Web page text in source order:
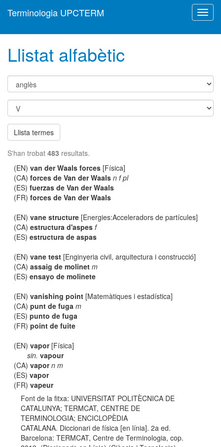
Terminologia UPCTERM
Llistat alfabètic
Llista termes
S'han trobat 483 resultats.
(EN)van der Waals forces [Física]
(CA)forces de Van der Waals n f pl
(ES)fuerzas de Van der Waals
(FR)forces de Van der Waals
(EN)vane structure [Energies:Acceleradors de partícules]
(CA)estructura d'aspes f
(ES)estructura de aspas
(EN)vane test [Enginyeria civil, arquitectura i construcció]
(CA)assaig de molinet m
(ES)ensayo de molinete
(EN)vanishing point [Matemàtiques i estadística]
(CA)punt de fuga m
(ES)punto de fuga
(FR)point de fuite
(EN)vapor[Física]
sin. vapour
(CA)vapor n m
(ES)vapor
(FR)vapeur
Font de la fitxa: UNIVERSITAT POLITÈCNICA DE
CATALUNYA; TERMCAT, CENTRE DE
TERMINOLOGIA; ENCICLOPÈDIA
CATALANA. Diccionari de física [en línia]. 2a ed.
Barcelona: TERMCAT, Centre de Terminologia, cop.